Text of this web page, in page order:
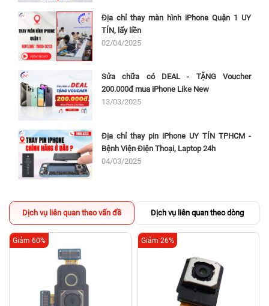
Địa chỉ thay màn hình iPhone Quận 1 UY
TÍN, lấy liền
02/04/2025
Sửa chữa có DEAL - TẶNG Voucher
200.000đ mua iPhone Like New
13/03/2025
Địa chỉ thay pin iPhone UY TÍN TPHCM -
Bệnh Viện Điện Thoại, Laptop 24h
04/03/2025
Dịch vụ liên quan theo vấn đề Dịch vụ liên quan theo dòng
Giảm 60% Giảm 26%